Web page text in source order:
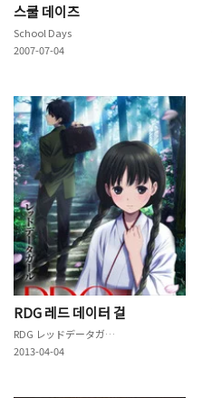
스쿨 데이즈
School Days
2007-07-04
RDG 레드 데이터 걸
RDG レッドデータガール
2013-04-04